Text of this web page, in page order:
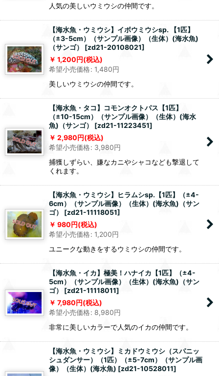
人気の美しいウミウシの仲間です。
【海水魚・ウミウシ】イボウミウシsp. 【1匹】
（±3-5cm）（サンプル画像）（生体）(海水魚)
（サンゴ）
[zd21-20108021]
1,200円(税込)
希望小売価格: 1,480円
美しいウミウシの仲間です。
【海水魚・タコ】コモンオクトパス【1匹】
（±10-15cm）（サンプル画像）（生体）(海水
魚)（サンゴ）
[zd21-11223451]
2,980円(税込)
希望小売価格: 3,980円
捕獲しずらい、嫌なカニやシャコなども撃退して
くれます。
【海水魚・ウミウシ】ヒラムシsp.【1匹】（±4-
6cm）（サンプル画像）（生体）(海水魚)（サン
ゴ）
[zd21-11118051]
980円(税込)
希望小売価格: 1,200円
ユニークな動きをするウミウシの仲間です。
【海水魚・イカ】極美！ハナイカ【1匹】（±4-
5cm）（サンプル画像）（生体）(海水魚)（サン
ゴ）
[zd21-11118011]
7,980円(税込)
希望小売価格: 8,980円
非常に美しいカラーで人気のイカの仲間です。
【海水魚・ウミウシ】ミカドウミウシ（スパニッ
シュダンサー）（1匹）（±5-7cm）（サンプル画
像）（生体）(海水魚) [zd21-10528011]